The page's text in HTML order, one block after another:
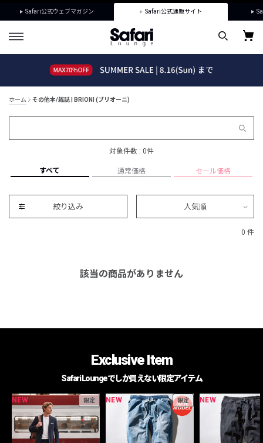
Safari公式ウェブマガジン Safari公式通販サイト
ホーム その他本/雑誌 | BRIONI (ブリオーニ)
対象件数 : 0件
すべて 通常価格 セール価格
絞り込み 人気順
0 件
該当の商品がありません
Exclusive Item
Safari Loungeでしか買えない限定アイテム
NEW 限定 NEW 限定 NEW